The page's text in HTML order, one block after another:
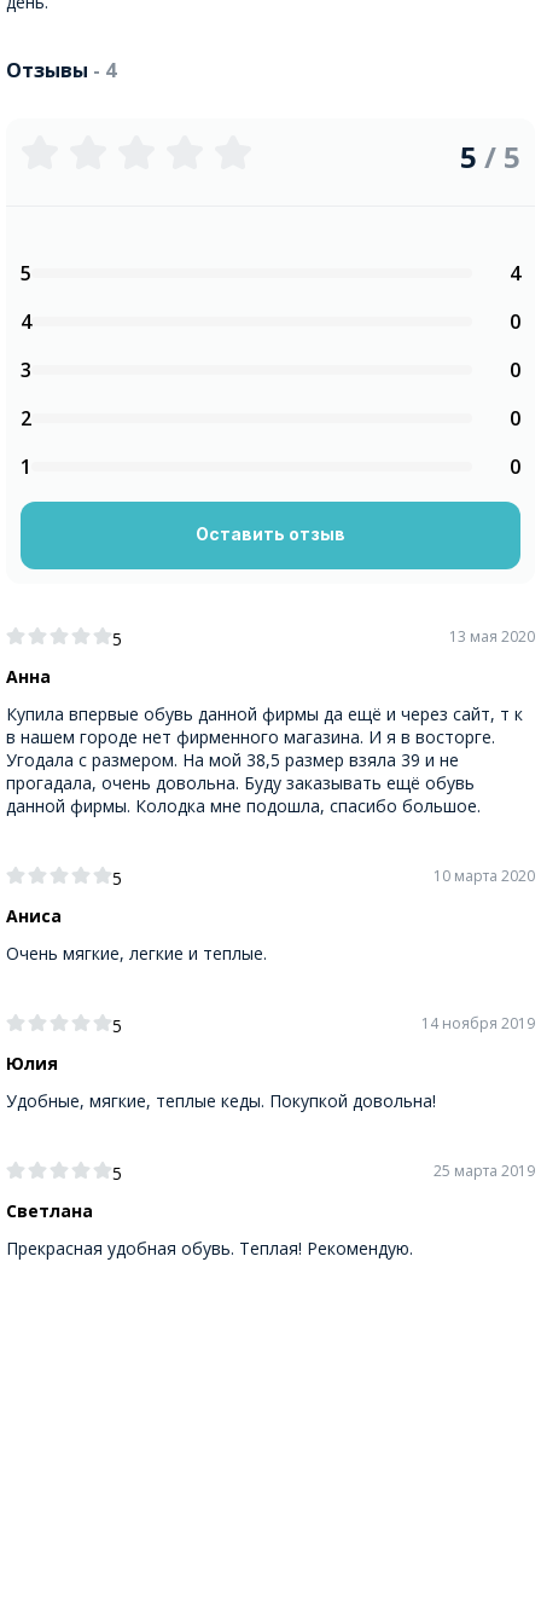
Отзывы - 4
5
Анна
13 мая 2020
Купила впервые обувь данной фирмы да ещё и через сайт, т к
в нашем городе нет фирменного магазина. И я в восторге.
Угодала с размером. На мой 38,5 размер взяла 39 и не
прогадала, очень довольна. Буду заказывать ещё обувь
данной фирмы. Колодка мне подошла, спасибо большое.
5
Аниса
10 марта 2020
Очень мягкие, легкие и теплые.
5
Юлия
14 ноября 2019
Удобные, мягкие, теплые кеды. Покупкой довольна!
5
Светлана
25 марта 2019
Прекрасная удобная обувь. Теплая! Рекомендую.
5 / 5
5
4
4
0
3
0
2
0
1
0
Оставить отзыв